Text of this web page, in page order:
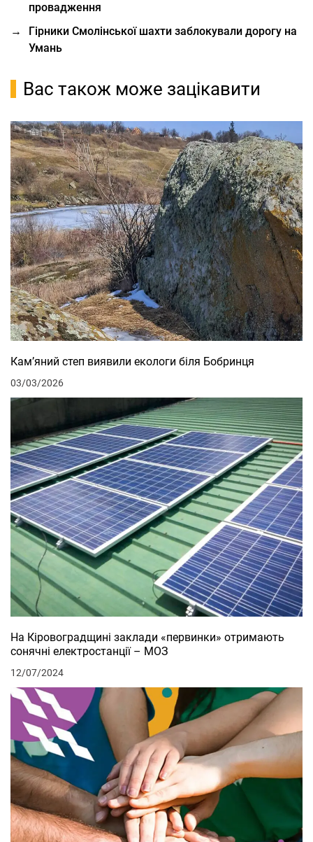
провадження
→
Гірники Смолінської шахти заблокували дорогу на
Умань
Вас також може зацікавити
Кам’яний степ виявили екологи біля Бобринця
03/03/2026
На Кіровоградщині заклади «первинки» отримають
сонячні електростанції – МОЗ
12/07/2024